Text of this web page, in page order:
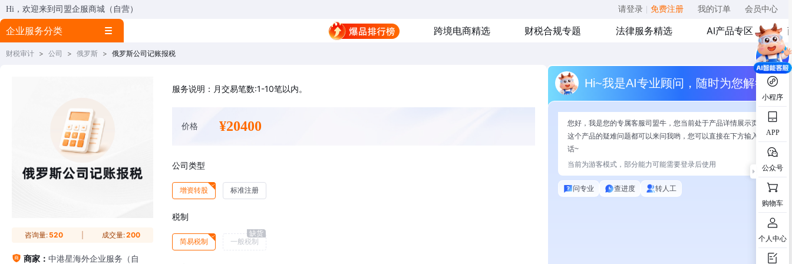
Hi，欢迎来到司盟企服商城（自营） 请登录 免费注册 我的订单 会员中心
小程序
APP
公众号
购物车
个人中心
企业服务分类 跨境电商精选 财税合规专题 法律服务精选 AI产品专区
财税审计 > 公司 > 俄罗斯 > 俄罗斯公司记账报税
咨询量: 520 成交量:200
商家： 中港星海外企业服务（自
服务说明：月交易笔数:1-10笔以内。
价格 ¥20400
公司类型
增资转股 标准注册
税制
简易税制
缺货
一般税制
Hi~我是AI专业顾问，随时为您解答
您好，我是您的专属客服司盟牛，您当前处于产品详情展示页面，有关
这个产品的疑难问题都可以来问我哟，您可以直接在下方输入问题开始
话~
当前为游客模式，部分能力可能需要登录后使用
问专业 查进度 转人工